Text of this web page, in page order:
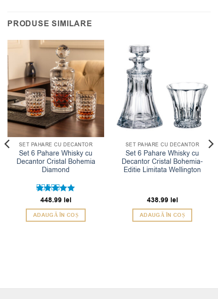
PRODUSE SIMILARE
SET PAHARE CU DECANTOR
Set 6 Pahare Whisky cu
Decantor Cristal Bohemia
Diamond
Evaluat la
5din 5
448.99 lei
ADAUGĂ ÎN COȘ
SET PAHARE CU DECANTOR
Set 6 Pahare Whisky cu
Decantor Cristal Bohemia-
Editie Limitata Wellington
438.99 lei
ADAUGĂ ÎN COȘ